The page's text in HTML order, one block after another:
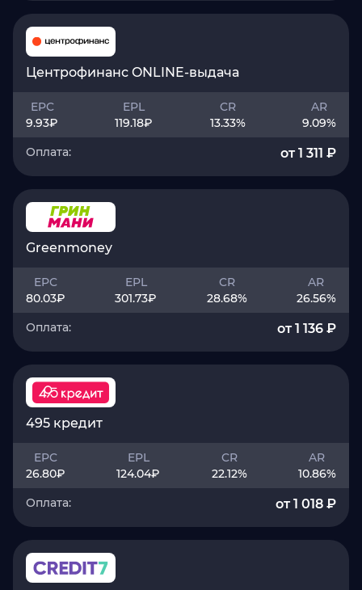
Центрофинанс ONLINE-выдача
EPC
9.93₽
EPL
119.18₽
CR
13.33%
AR
9.09%
Оплата:
от 1 311 ₽
Greenmoney
EPC
80.03₽
EPL
301.73₽
CR
28.68%
AR
26.56%
Оплата:
от 1 136 ₽
495 кредит
EPC
26.80₽
EPL
124.04₽
CR
22.12%
AR
10.86%
Оплата:
от 1 018 ₽